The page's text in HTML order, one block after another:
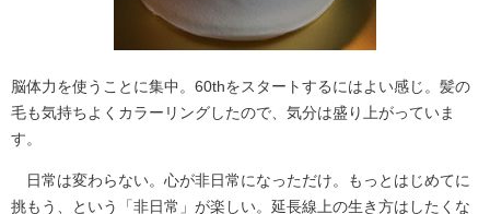
脳体力を使うことに集中。60thをスタートするにはよい感じ。髪の
毛も気持ちよくカラーリングしたので、気分は盛り上がっていま
す。
日常は変わらない。心が非日常になっただけ。もっとはじめてに
挑もう、という「非日常」が楽しい。延長線上の生き方はしたくな